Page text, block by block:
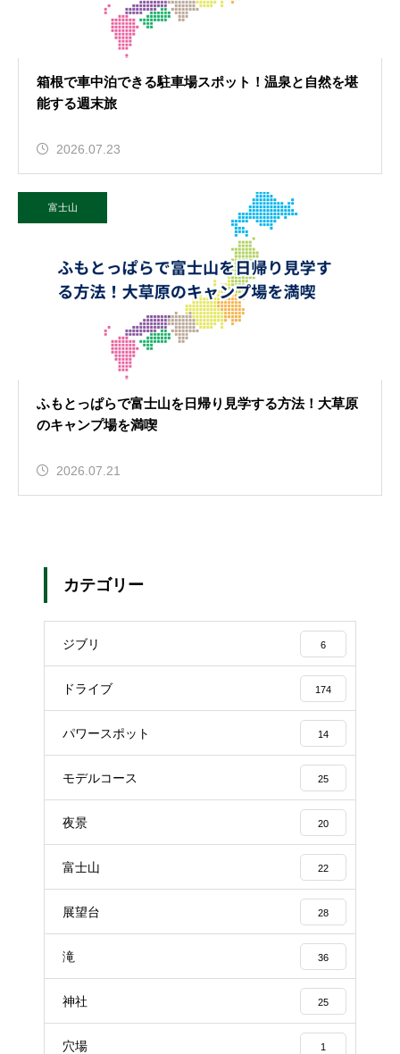
箱根で車中泊できる駐車場スポット！温泉と自然を堪
能する週末旅
2026.07.23
富士山
ふもとっぱらで富士山を日帰り見学する方法！大草原
のキャンプ場を満喫
2026.07.21
カテゴリー
ジブリ 6
ドライブ 174
パワースポット 14
モデルコース 25
夜景 20
富士山 22
展望台 28
滝 36
神社 25
穴場 1